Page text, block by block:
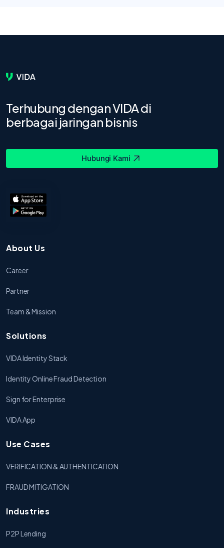
Terhubung dengan VIDA di
berbagai jaringan bisnis
Hubungi Kami
About Us
Career
Partner
Team & Mission
Solutions
VIDA Identity Stack
Identity Online Fraud Detection
Sign for Enterprise
VIDA App
Use Cases
VERIFICATION & AUTHENTICATION
FRAUD MITIGATION
Industries
P2P Lending